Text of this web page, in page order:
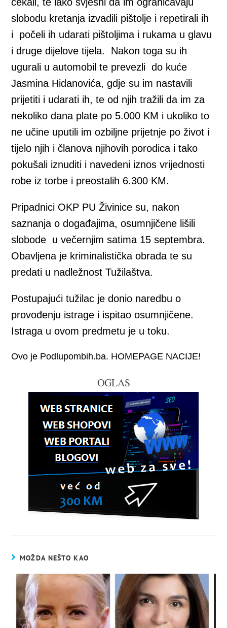
slobodu kretanja izvadili pištolje i repetirali ih
i počeli ih udarati pištoljima i rukama u glavu
i druge dijelove tijela. Nakon toga su ih
ugurali u automobil te prevezli do kuće
Jasmina Hidanovića, gdje su im nastavili
prijetiti i udarati ih, te od njih tražili da im za
nekoliko dana plate po 5.000 KM i ukoliko to
ne učine uputili im ozbiljne prijetnje po život i
tijelo njih i članova njihovih porodica i tako
pokušali iznuditi i navedeni iznos vrijednosti
robe iz torbe i preostalih 6.300 KM.
Pripadnici OKP PU Živinice su, nakon
saznanja o događajima, osumnjičene lišili
slobode u večernjim satima 15 septembra.
Obavljena je kriminalistička obrada te su
predati u nadležnost Tužilaštva.
Postupajući tužilac je donio naredbu o
provođenju istrage i ispitao osumnjičene.
Istraga u ovom predmetu je u toku.
Ovo je Podlupombih.ba. HOMEPAGE NACIJE!
OGLAS
MOŽDA NEŠTO KAO